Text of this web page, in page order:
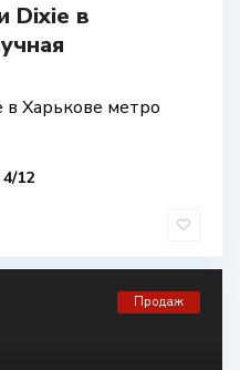
Dixie в
Харькове метро
12
Продаж